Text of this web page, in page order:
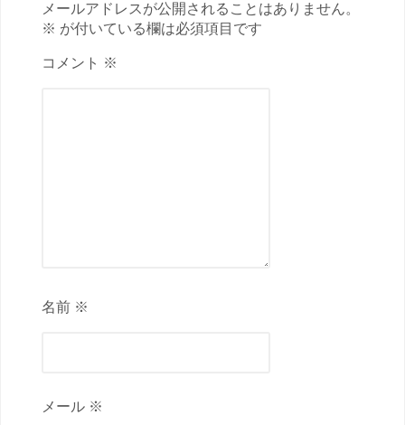
メールアドレスが公開されることはありません。
※ が付いている欄は必須項目です
コメント ※
名前 ※
メール ※